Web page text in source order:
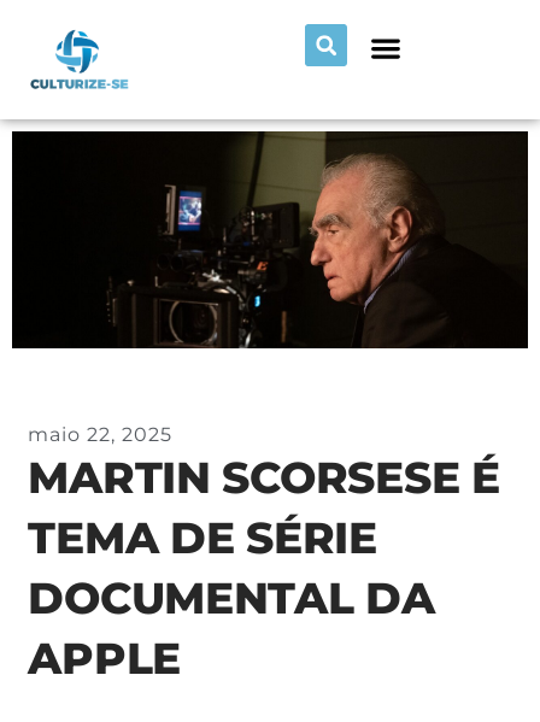
maio 22, 2025
MARTIN SCORSESE É
TEMA DE SÉRIE
DOCUMENTAL DA
APPLE